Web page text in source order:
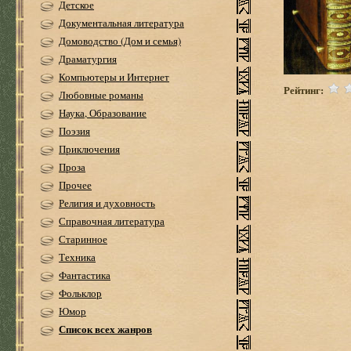
Детское
Документальная литература
Домоводство (Дом и семья)
Драматургия
Компьютеры и Интернет
Любовные романы
Наука, Образование
Поэзия
Приключения
Проза
Прочее
Религия и духовность
Справочная литература
Старинное
Техника
Фантастика
Фольклор
Юмор
Список всех жанров
Рейтинг: